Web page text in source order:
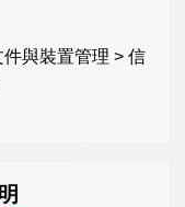
與裝置管理 > 信